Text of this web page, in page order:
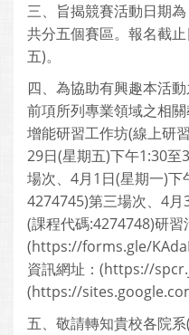
三、旨揭競賽活動日期
共分五個賽區。報名截
五)。
四、為協助有興趣本活
前項所列專業領域之相
增能研習工作坊(線上研
29日(星期五)下午1:30至
場次、4月1日(星期一)下
4274745)第三場次、4
(課程代碼:4274748)研習
(https://forms.gle/
資訊網址：(https://
(https://
五、敬請轉知貴校各院